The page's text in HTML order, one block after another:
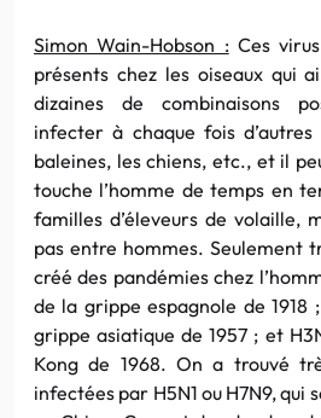
Simon Wain-Hobson :Ces
présents chez les oiseaux qui
dizaines de combinaisons
infecter à chaque fois
baleines, les chiens, etc., et il
touche l’homme de temps en
familles d’éleveurs de volaille,
pas entre hommes. Seulement
créé des pandémies chez
de la grippe espagnole de 1918
grippe asiatique de 1957 ; et
Kong de 1968. On a trouvé
infectées par H5N1 ou H7N9, qui